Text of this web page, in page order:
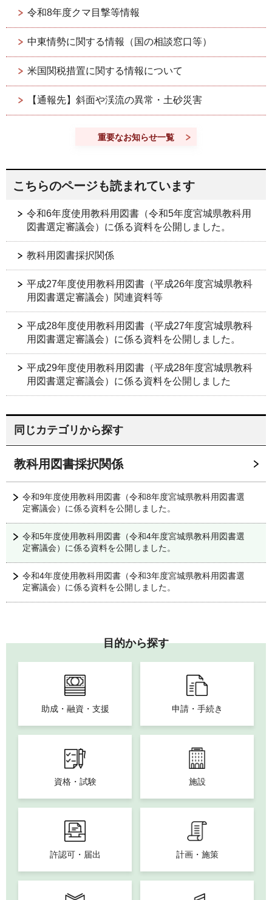
令和8年度クマ目撃等情報
中東情勢に関する情報（国の相談窓口等）
米国関税措置に関する情報について
【通報先】斜面や渓流の異常・土砂災害
重要なお知らせ一覧
こちらのページも読まれています
令和6年度使用教科用図書（令和5年度宮城県教科用
図書選定審議会）に係る資料を公開しました。
教科用図書採択関係
平成27年度使用教科用図書（平成26年度宮城県教科
用図書選定審議会）関連資料等
平成28年度使用教科用図書（平成27年度宮城県教科
用図書選定審議会）に係る資料を公開しました。
平成29年度使用教科用図書（平成28年度宮城県教科
用図書選定審議会）に係る資料を公開しました
同じカテゴリから探す
教科用図書採択関係
令和9年度使用教科用図書（令和8年度宮城県教科用図書選
定審議会）に係る資料を公開しました。
令和5年度使用教科用図書（令和4年度宮城県教科用図書選
定審議会）に係る資料を公開しました。
令和4年度使用教科用図書（令和3年度宮城県教科用図書選
定審議会）に係る資料を公開しました。
目的から探す
助成・融資・支援 申請・手続き
資格・試験 施設
許認可・届出 計画・施策